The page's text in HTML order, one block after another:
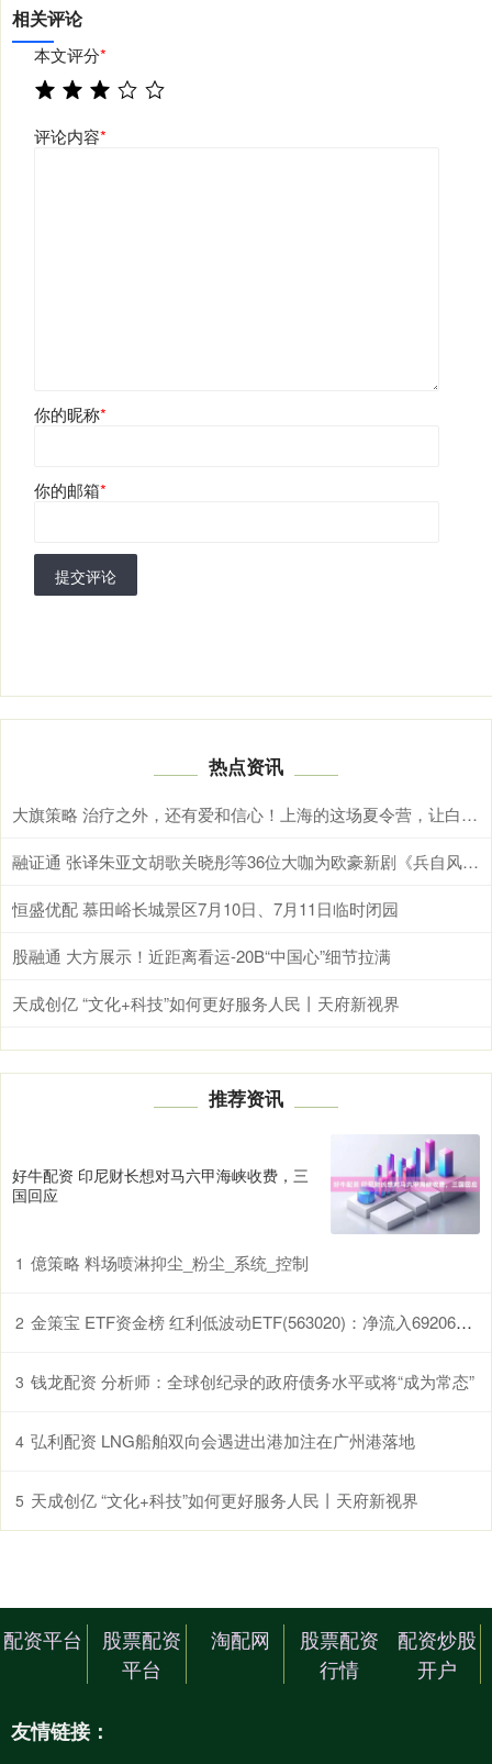
相关评论
本文评分*
评论内容*
你的昵称*
你的邮箱*
提交评论
热点资讯
大旗策略 治疗之外，还有爱和信心！上海的这场夏令营，让白血病患儿找回笑容
融证通 张译朱亚文胡歌关晓彤等36位大咖为欧豪新剧《兵自风中来》打call
恒盛优配 慕田峪长城景区7月10日、7月11日临时闭园
股融通 大方展示！近距离看运-20B“中国心”细节拉满
天成创亿 “文化+科技”如何更好服务人民丨天府新视界
推荐资讯
好牛配资 印尼财长想对马六甲海峡收费，三
国回应
1 億策略 料场喷淋抑尘_粉尘_系统_控制
2 金策宝 ETF资金榜 红利低波动ETF(563020)：净流入692065万元，居可比基金前二-20250711
3 钱龙配资 分析师：全球创纪录的政府债务水平或将“成为常态”
4 弘利配资 LNG船舶双向会遇进出港加注在广州港落地
5 天成创亿 “文化+科技”如何更好服务人民丨天府新视界
配资平台
股票配资
平台
淘配网
股票配资
行情
配资炒股
开户
友情链接：